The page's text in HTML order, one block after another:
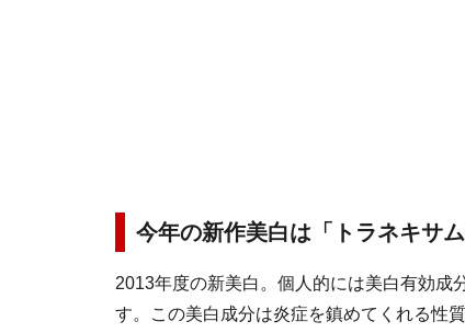
今年の新作美白は「トラネキサ
2013年度の新美白。個人的には美白有効成
す。この美白成分は炎症を鎮めてくれる性